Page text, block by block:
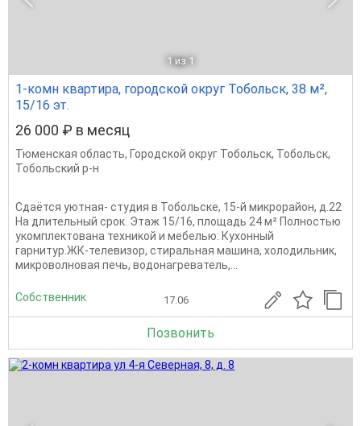
1 из 1
1-комн квартира, городской округ Тобольск, 38 м²,
15/16 эт.
26 000 ₽ в месяц
Тюменская область, Городской округ Тобольск, Тобольск,
Тобольский р-н
Сдаётся уютная- студия в Тобольске, 15-й микрорайон, д.22
На длительный срок. Этаж 15/16, площадь 24 м² Полностью
укомплектована техникой и мебелью: Кухонный
гарнитур.ЖК-телевизор, стиральная машина, холодильник,
микроволновая печь, водонагреватель,...
Собственник 17.06
Позвонить